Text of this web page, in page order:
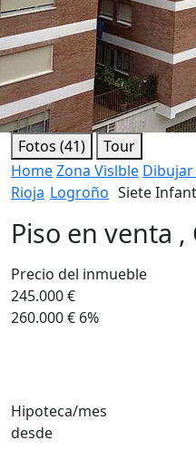
Fotos (41)
Tour
HomeZona Vislble
Rioja Logroño Siete
Piso en venta
Precio del inmueble
245.000 €
260.000 € 6%
Hipoteca/mes
desde